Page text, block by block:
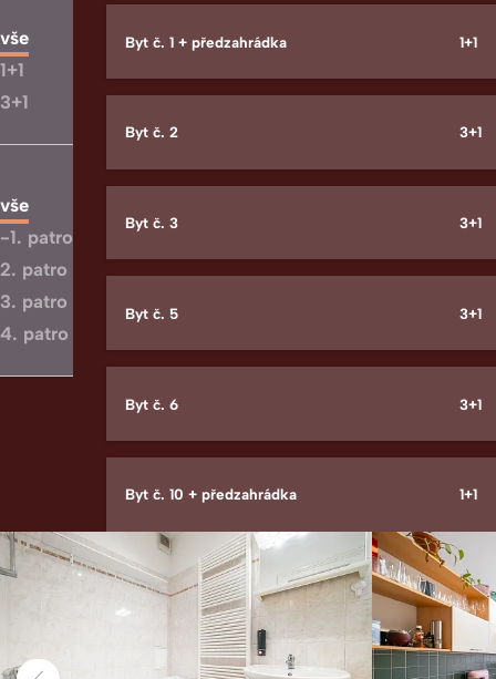
vše
1+1
3+1
vše
-1. patro
2. patro
3. patro
4. patro
Byt č. 1 + předzahrádka 1+1
Byt č. 2 3+1
Byt č. 3 3+1
Byt č. 5 3+1
Byt č. 6 3+1
Byt č. 10 + předzahrádka 1+1